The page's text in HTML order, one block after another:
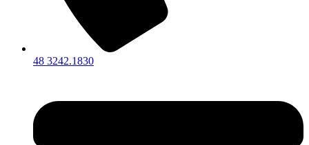
48 3242.1830